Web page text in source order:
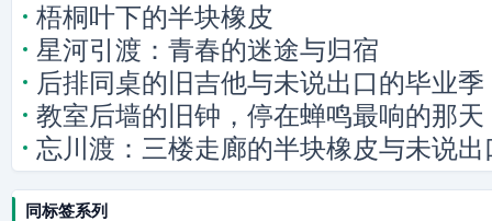
梧桐叶下的半块橡皮
星河引渡：青春的迷途与归宿
后排同桌的旧吉他与未说出口的毕业季
教室后墙的旧钟，停在蝉鸣最响的那天
忘川渡：三楼走廊的半块橡皮与未说出
同标签系列